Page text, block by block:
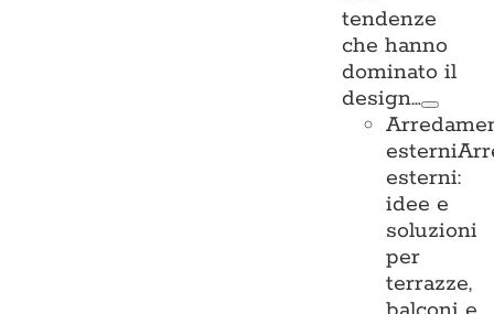
tendenze
che hanno
dominato il
design…
esterni
esterni:
idee e
soluzioni
per
terrazze,